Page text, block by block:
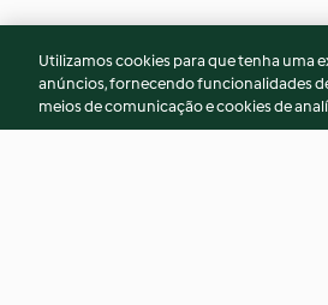
Utilizamos cookies para que tenha uma
anúncios, fornecendo funcionalidades
meios de comunicação e cookies de